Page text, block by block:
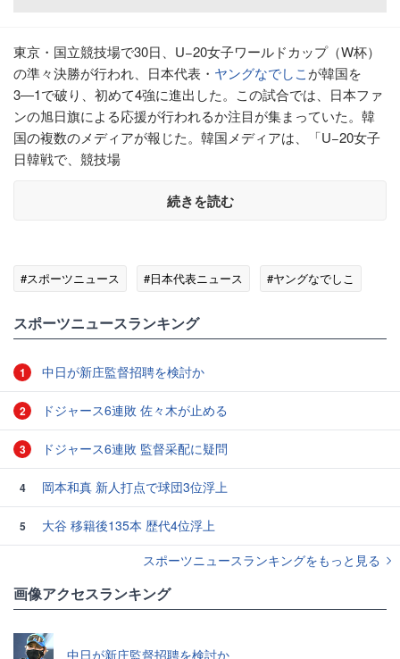
東京・国立競技場で30日、U−20女子ワールドカップ（W杯）
の準々決勝が行われ、日本代表・ ヤングなでしこ が韓国を
3―1で破り、初めて4強に進出した。この試合では、日本ファ
ンの旭日旗による応援が行われるか注目が集まっていた。韓
国の複数のメディアが報じた。韓国メディアは、「U−20女子
日韓戦で、競技場
続きを読む
#スポーツニュース #日本代表ニュース #ヤングなでしこ
スポーツニュースランキング
1 中日が新庄監督招聘を検討か
2 ドジャース6連敗 佐々木が止める
3 ドジャース6連敗 監督采配に疑問
4 岡本和真 新人打点で球団3位浮上
5
大谷 移籍後135本 歴代4位浮上
スポーツニュースランキングをもっと見る
画像アクセスランキング
中日が新庄監督招聘を検討か